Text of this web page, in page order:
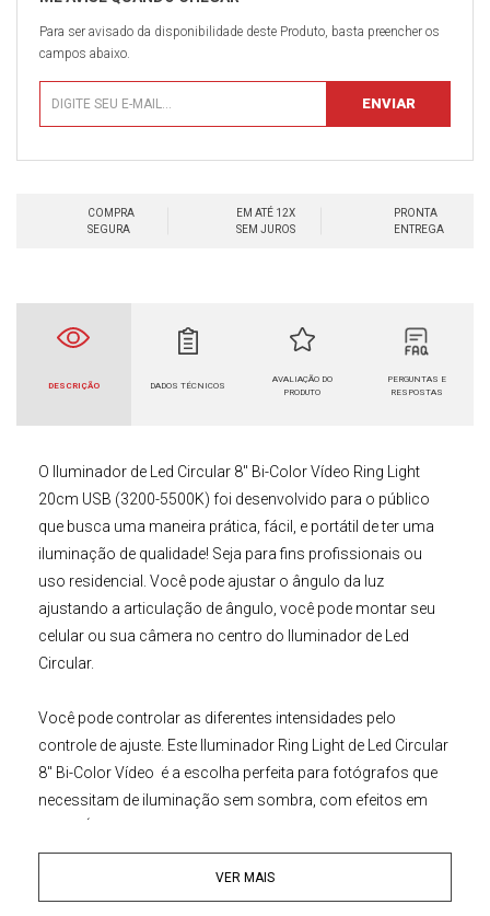
Para ser avisado da disponibilidade deste Produto, basta preencher os
campos abaixo.
COMPRA
SEGURA
EM ATÉ 12X
SEM JUROS
PRONTA
ENTREGA
DESCRIÇÃO DADOS TÉCNICOS
AVALIAÇÃO DO
PRODUTO
PERGUNTAS E
RESPOSTAS
O Iluminador de Led Circular 8" Bi-Color Vídeo Ring Light
20cm USB (3200-5500K) foi desenvolvido para o público
que busca uma maneira prática, fácil, e portátil de ter uma
iluminação de qualidade! Seja para fins profissionais ou
uso residencial. Você pode ajustar o ângulo da luz
ajustando a articulação de ângulo, você pode montar seu
celular ou sua câmera no centro do Iluminador de Led
Circular.
Você pode controlar as diferentes intensidades pelo
controle de ajuste. Este
Iluminador Ring Light de Led Circular
8" Bi-Color Vídeo é a escolha perfeita para fotógrafos que
necessitam de iluminação sem sombra, com efeitos em
fotografia, fotografia médica, odontológica, científica,
hobby e para a iluminação/fotografia de produções de
VER MAIS